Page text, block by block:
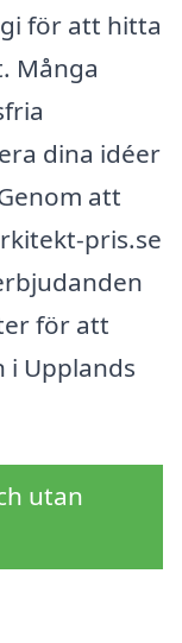
för att hitta
Många
dina idéer
att
pris.se
för att
Upplands
utan